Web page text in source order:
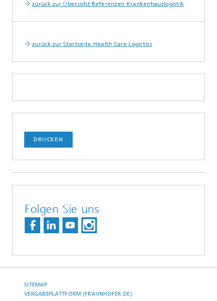
zurück zur Übersicht Referenzen Krankenhauslogistik
zurück zur Startseite Health Care Logistics
DRUCKEN
Folgen Sie uns
SITEMAP
VERGABEPLATTFORM (FRAUNHOFER.DE)